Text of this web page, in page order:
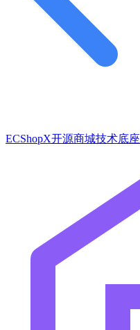
ECShopX开源商城技术底座